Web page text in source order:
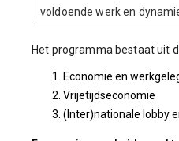
voldoende werk en
Het programma bestaat uit
Economie en
Vrijetijdseconomie
(Inter)nationale lobby